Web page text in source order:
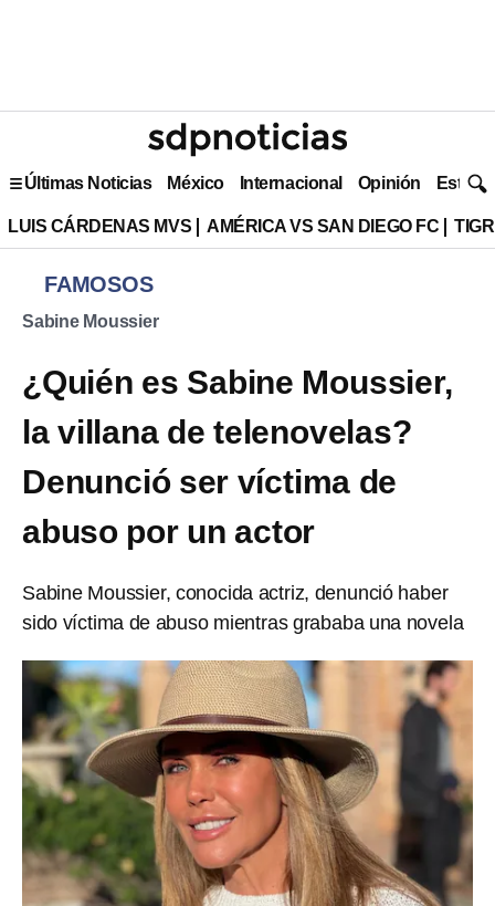
Últimas Noticias México Internacional Opinión Estilo
LUIS CÁRDENAS MVS AMÉRICA VS SAN DIEGO FC
FAMOSOS
Sabine Moussier
¿Quién es Sabine Moussier,
la villana de telenovelas?
Denunció ser víctima de
abuso por un actor
Sabine Moussier, conocida actriz, denunció haber
sido víctima de abuso mientras grababa una novela